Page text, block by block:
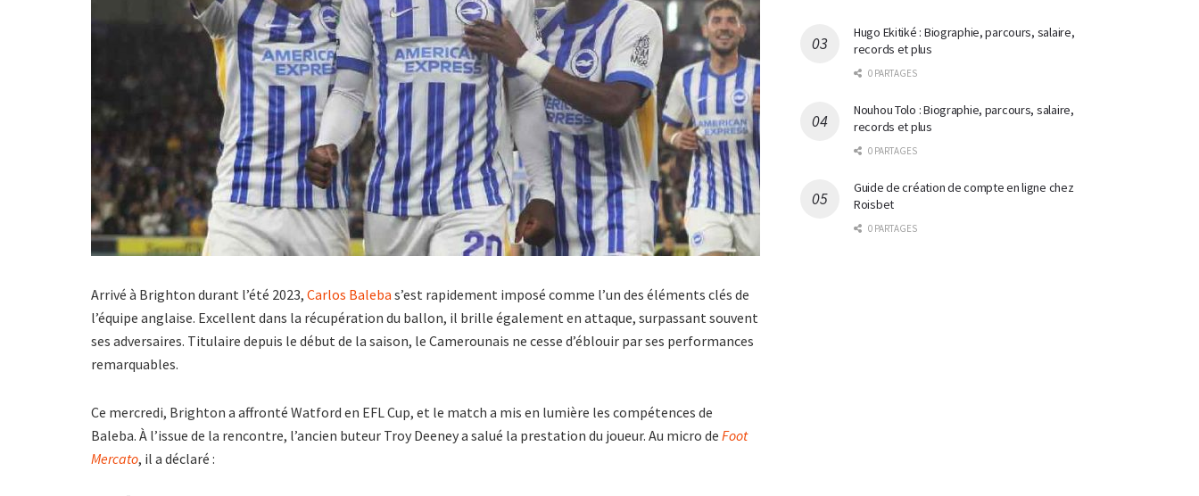
Arrivé à Brighton durant l’été 2023, Carlos Baleba s’est rapidement imposé comme l’un des éléments clés de
l’équipe anglaise. Excellent dans la récupération du ballon, il brille également en attaque, surpassant souvent
ses adversaires. Titulaire depuis le début de la saison, le Camerounais ne cesse d’éblouir par ses performances
remarquables.
Ce mercredi, Brighton a affronté Watford en EFL Cup, et le match a mis en lumière les compétences de
Baleba. À l’issue de la rencontre, l’ancien buteur Troy Deeney a salué la prestation du joueur. Au micro de Foot
Mercato, il a déclaré :
Hugo Ekitiké : Biographie, parcours, salaire,
records et plus
0 PARTAGES
Nouhou Tolo : Biographie, parcours, salaire,
records et plus
0 PARTAGES
Guide de création de compte en ligne chez
Roisbet
0 PARTAGES